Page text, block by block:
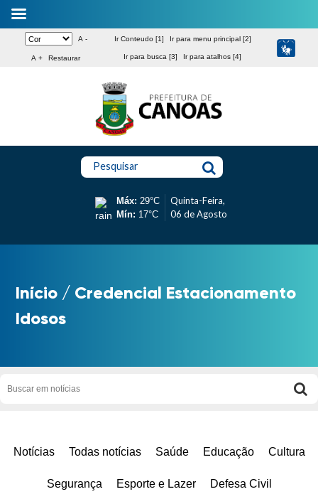
A -
A + Restaurar
Ir Conteudo [1] Ir para menu principal [2]
Ir para busca [3] Ir para atalhos [4]
Pesquisar
Máx: 29°C
Mín: 17°C
Quinta-Feira,
06 de Agosto
Início / Credencial Estacionamento
Idosos
Notícias Todas notícias Saúde Educação Cultura
Segurança Esporte e Lazer Defesa Civil